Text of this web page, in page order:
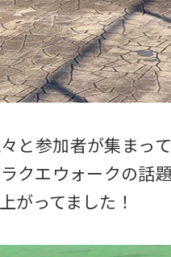
と参加者が集まっ
クエウォークの話
がってました！